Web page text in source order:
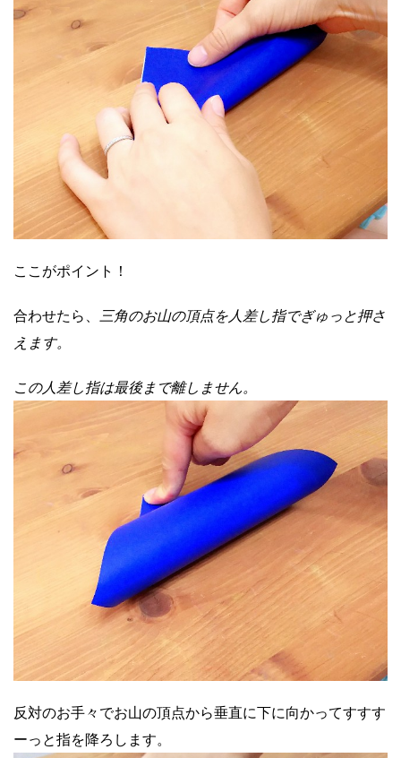
ここがポイント！
合わせたら、
三角のお山の頂点を人差し指でぎゅっと押さ
えます。
この人差し指は最後まで離しません。
反対のお手々でお山の頂点から垂直に下に向かってすすす
ーっと指を降ろします。